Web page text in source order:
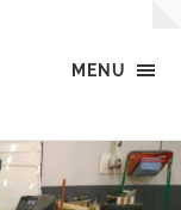
MENU